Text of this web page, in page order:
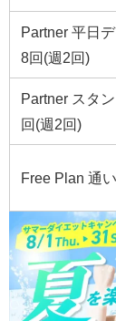
Partner 平日
8回(週2回)
Partner スタ
回(週2回)
Free Plan 通